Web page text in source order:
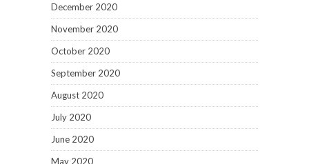
December 2020
November 2020
October 2020
September 2020
August 2020
July 2020
June 2020
May 2020